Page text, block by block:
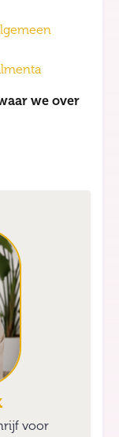
we over
voor